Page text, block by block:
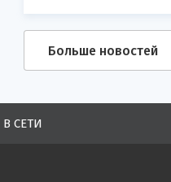
Больше новостей
В СЕТИ